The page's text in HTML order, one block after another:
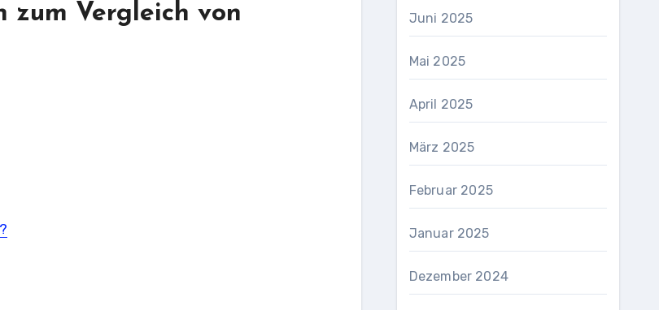
zum Vergleich von
Juni 2025
Mai 2025
April 2025
März 2025
Februar 2025
Januar 2025
Dezember 2024